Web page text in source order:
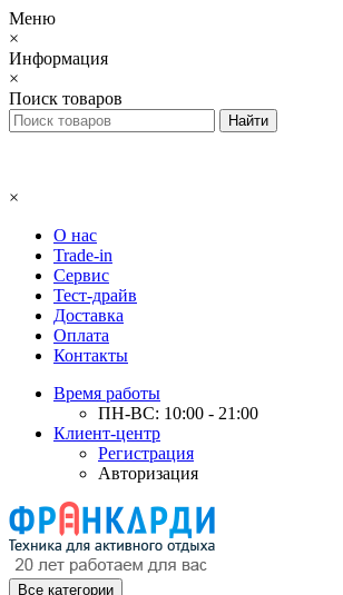
Меню
×
Информация
×
Поиск товаров
×
О нас
Trade-in
Сервис
Тест-драйв
Доставка
Оплата
Контакты
Время работы
ПН-ВС: 10:00 - 21:00
Клиент-центр
Регистрация
Авторизация
Все категории